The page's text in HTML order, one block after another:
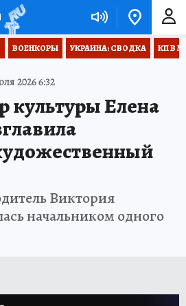
ВОЕНКОРЫ УКРАИНА: СВОДКА КП В
2026 6:32
культуры Елена
Виктория
начальником одного